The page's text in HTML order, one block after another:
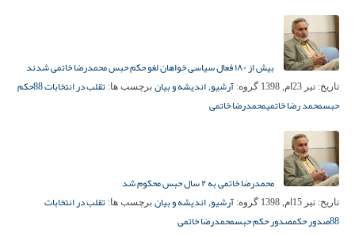
بیش از ۱۸۰ فعال سیاسی خواهان لغو حکم حبس محمدرضا خاتمی شدند
تاریخ: تیر 23ام, 1398 گروه: آرشیو, اندیشه و بیان برچسب ها: تقلب در انتخابات 88 حکم
حبسمحمد رضا خاتمیمحمدرضا خاتمی
محمدرضا خاتمی به ۲ سال حبس محکوم شد
تاریخ: تیر 15ام, 1398 گروه: آرشیو, اندیشه و بیان برچسب ها: تقلب در انتخابات
88صدور حکمصدور حکم حبسمحمدرضا خاتمی